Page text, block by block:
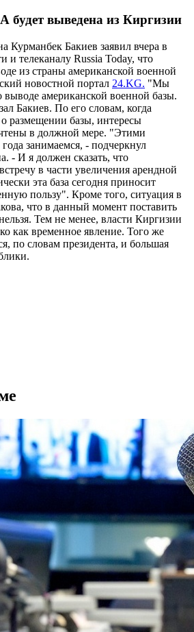
будет выведена из Киргизии
Курманбек Бакиев заявил вчера в
телеканалу Russia Today, что
из страны американской военной
новостной портал 24.KG. "Мы
выводе американской военной базы.
Бакиев. По его словам, когда
размещении базы, интересы
в должной мере. "Этими
занимаемся, - подчеркнул
- И я должен сказать, что
в части увеличения арендной
эта база сегодня приносит
пользу". Кроме того, ситуация в
что в данный момент поставить
Тем не менее, власти Киргизии
как временное явление. Того же
по словам президента, и большая